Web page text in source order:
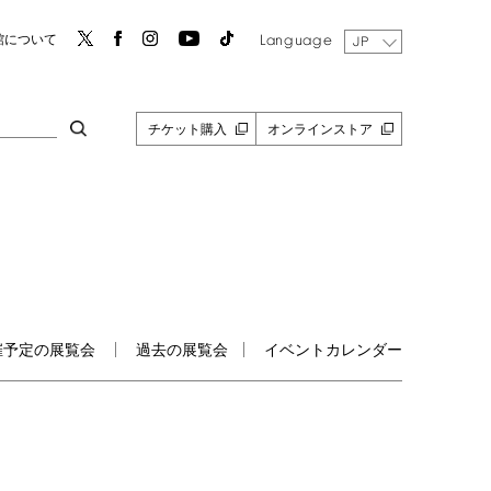
について Language JP
チケット購入 オンラインストア
予定の展覧会 過去の展覧会 イベントカレンダー